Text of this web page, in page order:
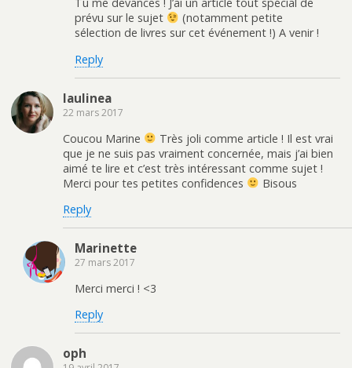
Tu me devances ! J’ai un article tout spécial de
prévu sur le sujet
(notamment petite
sélection de livres sur cet événement !) A venir !
Reply
laulinea
22 mars 2017
Coucou Marine
Très joli comme article ! Il est vrai
que je ne suis pas vraiment concernée, mais j’ai bien
aimé te lire et c’est très intéressant comme sujet !
Merci pour tes petites confidences
Bisous
Reply
Marinette
27 mars 2017
Merci merci ! <3
Reply
oph